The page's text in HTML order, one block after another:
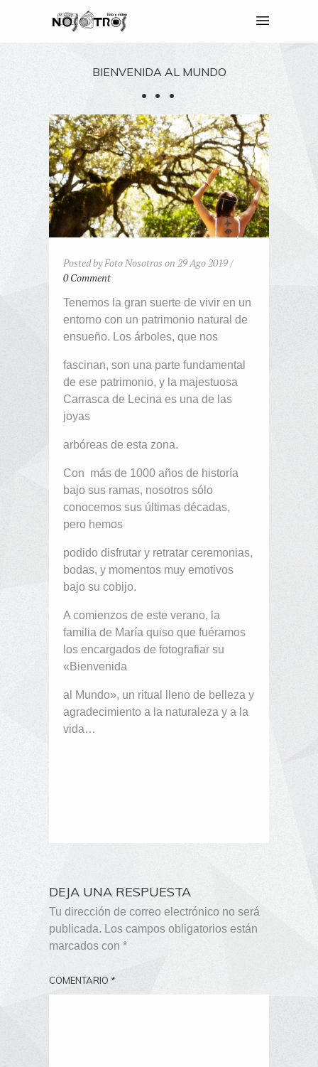
BIENVENIDA AL MUNDO
Posted by Foto Nosotros on 29 Ago 2019 /
0 Comment
Tenemos la gran suerte de vivir en un
entorno con un patrimonio natural de
ensueño. Los árboles, que nos
fascinan, son una parte fundamental
de ese patrimonio, y la majestuosa
Carrasca de Lecina es una de las
joyas
arbóreas de esta zona.
Con más de 1000 años de historía
bajo sus ramas, nosotros sólo
conocemos sus últimas décadas,
pero hemos
podido disfrutar y retratar ceremonias,
bodas, y momentos muy emotivos
bajo su cobijo.
A comienzos de este verano, la
familia de María quiso que fuéramos
los encargados de fotografiar su
«Bienvenida
al Mundo», un ritual lleno de belleza y
agradecimiento a la naturaleza y a la
vida…
DEJA UNA RESPUESTA
Tu dirección de correo electrónico no será
publicada. Los campos obligatorios están
marcados con *
COMENTARIO *